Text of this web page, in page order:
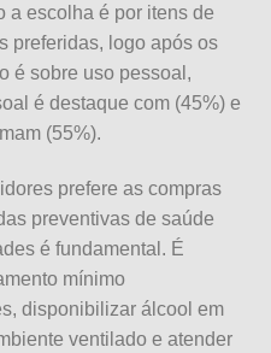
a escolha é por itens de
preferidas, logo após os
é sobre uso pessoal,
é destaque com (45%) e
(55%).
prefere as compras
preventivas de saúde
é fundamental. É
mínimo
disponibilizar álcool em
ventilado e atender